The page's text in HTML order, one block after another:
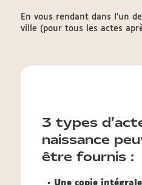
En vous rendant dans l’un
ville (pour tous les actes
3 types
naissance
être fournis :
Une copie